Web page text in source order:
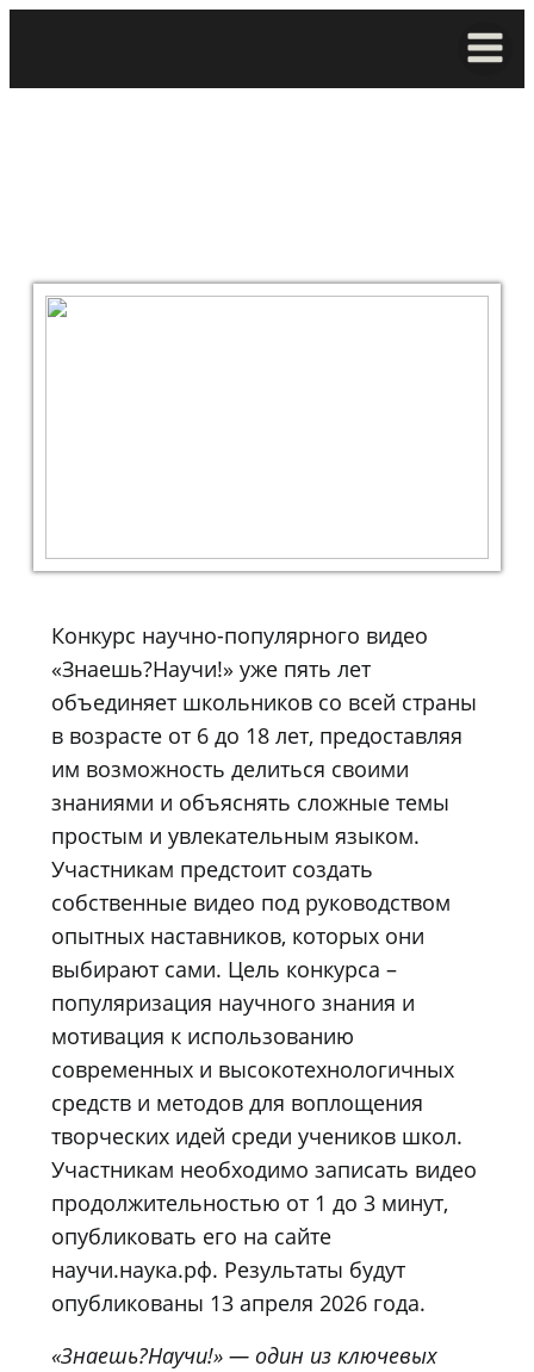
Конкурс научно-популярного видео
«Знаешь?Научи!» уже пять лет
объединяет школьников со всей страны
в возрасте от 6 до 18 лет, предоставляя
им возможность делиться своими
знаниями и объяснять сложные темы
простым и увлекательным языком.
Участникам предстоит создать
собственные видео под руководством
опытных наставников, которых они
выбирают сами. Цель конкурса –
популяризация научного знания и
мотивация к использованию
современных и высокотехнологичных
средств и методов для воплощения
творческих идей среди учеников школ.
Участникам необходимо записать видео
продолжительностью от 1 до 3 минут,
опубликовать его на сайте
научи.наука.рф. Результаты будут
опубликованы 13 апреля 2026 года.
«Знаешь?Научи!» — один из ключевых